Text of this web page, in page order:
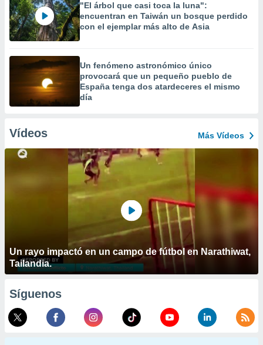
"El árbol que casi toca la luna":
encuentran en Taiwán un bosque perdido
con el ejemplar más alto de Asia
Un fenómeno astronómico único
provocará que un pequeño pueblo de
España tenga dos atardeceres el mismo
día
Vídeos Más Vídeos
Un rayo impactó en un campo de fútbol en Narathiwat,
Tailandia.
Síguenos